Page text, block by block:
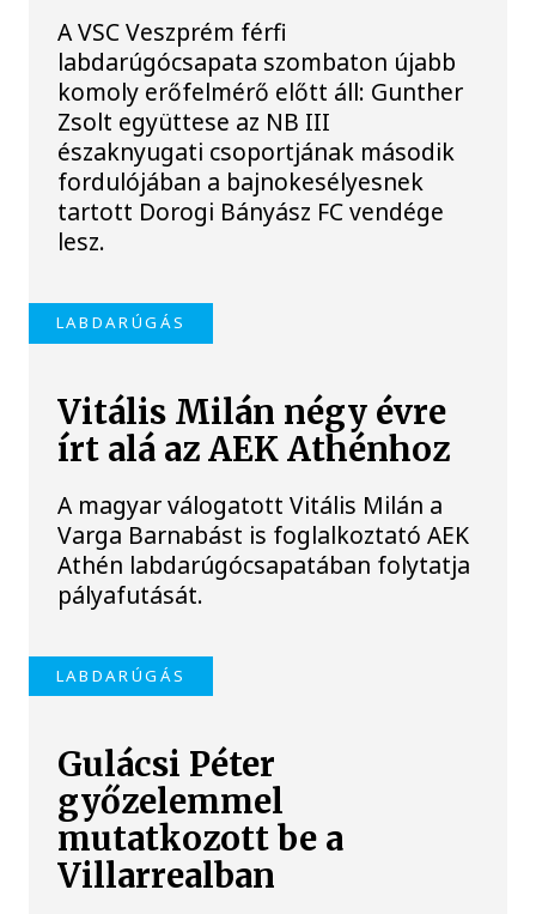
A VSC Veszprém férfi
labdarúgócsapata szombaton újabb
komoly erőfelmérő előtt áll: Gunther
Zsolt együttese az NB III
északnyugati csoportjának második
fordulójában a bajnokesélyesnek
tartott Dorogi Bányász FC vendége
lesz.
LABDARÚGÁS
Vitális Milán négy évre
írt alá az AEK Athénhoz
A magyar válogatott Vitális Milán a
Varga Barnabást is foglalkoztató AEK
Athén labdarúgócsapatában folytatja
pályafutását.
LABDARÚGÁS
Gulácsi Péter
győzelemmel
mutatkozott be a
Villarrealban